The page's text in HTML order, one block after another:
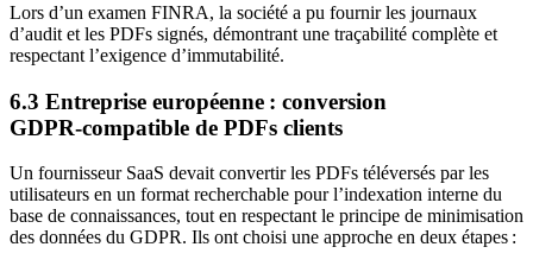
Lors d’un examen FINRA, la société a pu fournir les journaux
d’audit et les PDFs signés, démontrant une traçabilité complète et
respectant l’exigence d’immutabilité.
6.3 Entreprise européenne : conversion
GDPR‑compatible de PDFs clients
Un fournisseur SaaS devait convertir les PDFs téléversés par les
utilisateurs en un format recherchable pour l’indexation interne du
base de connaissances, tout en respectant le principe de minimisation
des données du GDPR. Ils ont choisi une approche en deux étapes :